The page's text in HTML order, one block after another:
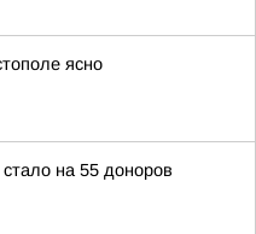
ясно
на 55 доноров